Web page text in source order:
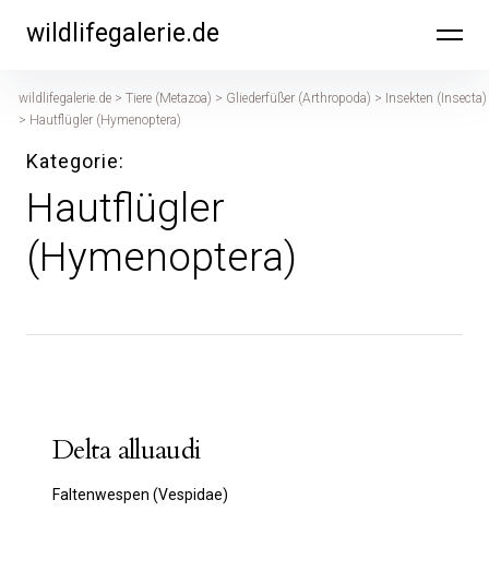
überspringen
wildlifegalerie.de
wildlifegalerie.de > Tiere (Metazoa) > Gliederfüßer (Arthropoda) > Insekten (Insecta)
> Hautflügler (Hymenoptera)
Kategorie
Hautflügler
(Hymenoptera)
Delta alluaudi
Faltenwespen (Vespidae)